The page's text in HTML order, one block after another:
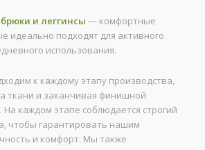
и леггинсы — комфортные
идеально подходят для активного
использования.
к каждому этапу производства,
ткани и заканчивая финишной
На каждом этапе соблюдается строгий
чтобы гарантировать нашим
и комфорт. Мы также